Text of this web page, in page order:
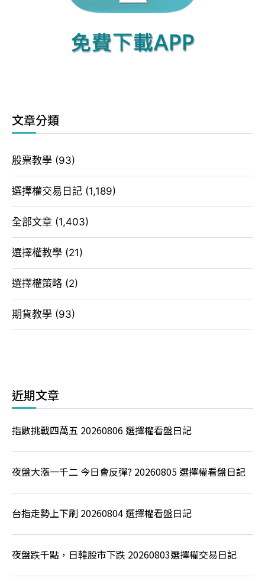
文章分類
股票教學 (93)
選擇權交易日記 (1,189)
全部文章 (1,403)
選擇權教學 (21)
選擇權策略 (2)
期貨教學 (93)
近期文章
指數挑戰四萬五 20260806 選擇權看盤日記
夜盤大漲一千二 今日會反彈? 20260805 選擇權看盤日記
台指走勢上下刷 20260804 選擇權看盤日記
夜盤跌千點，日韓股市下跌 20260803選擇權交易日記